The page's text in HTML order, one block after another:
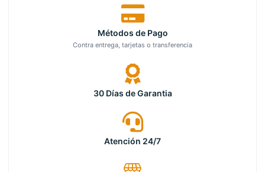
Métodos de Pago
Contra entrega, tarjetas o transferencia
30 Días de Garantia
Atención 24/7